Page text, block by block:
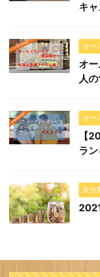
キ
オー
オ
人
オー
【
ラ
未分